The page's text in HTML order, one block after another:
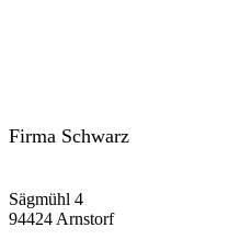
Firma Schwarz
Sägmühl 4
94424 Arnstorf